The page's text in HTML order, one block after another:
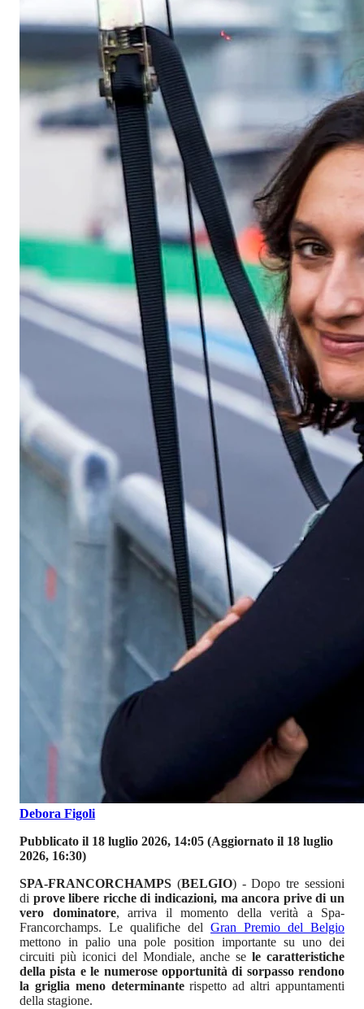
Debora Figoli
Pubblicato il 18 luglio 2026, 14:05 (Aggiornato il 18 luglio
2026, 16:30)
SPA-FRANCORCHAMPS (BELGIO) - Dopo tre sessioni
di prove libere ricche di indicazioni, ma ancora prive di un
vero dominatore, arriva il momento della verità a Spa-
Francorchamps. Le qualifiche del Gran Premio del Belgio
mettono in palio una pole position importante su uno dei
circuiti più iconici del Mondiale, anche sele caratteristiche
della pista e le numerose opportunità di sorpasso rendono
la griglia meno determinanterispetto ad altri appuntamenti
della stagione.